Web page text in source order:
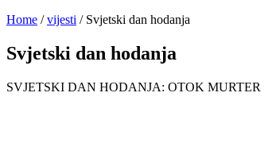
Home /vijesti / Svjetski dan hodanja
Svjetski dan hodanja
SVJETSKI DAN HODANJA: OTOK MURTER